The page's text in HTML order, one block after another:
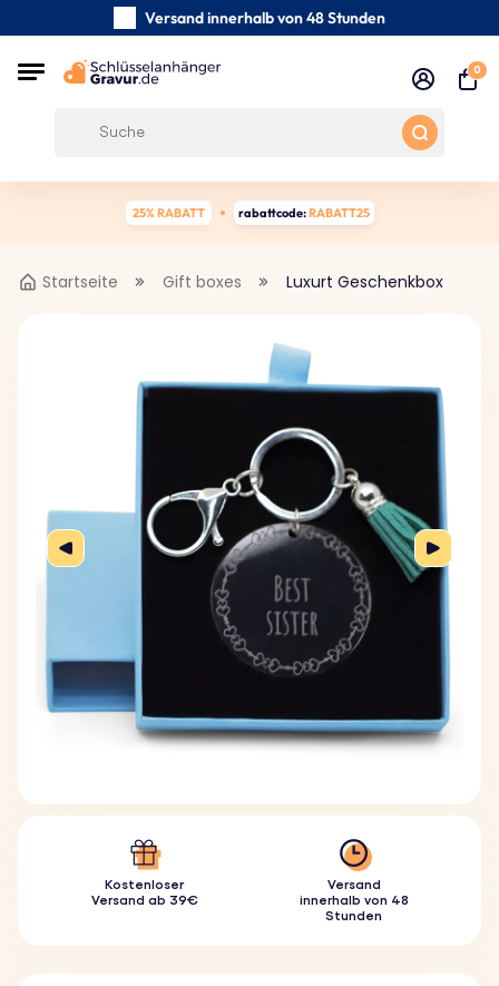
Versand innerhalb von 48 Stunden
0
25% RABATT rabattcode:RABATT25
Startseite Gift boxes Luxurt Geschenkbox
Kostenloser
Versand ab 39€
Versand
innerhalb von 48
Stunden